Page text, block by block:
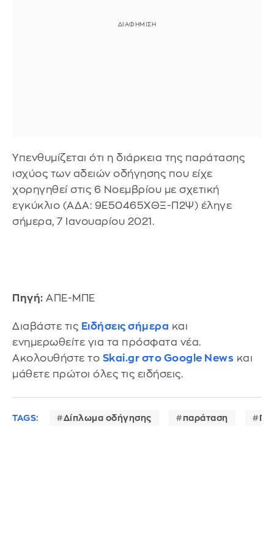
Υπενθυμίζεται ότι η διάρκεια της παράτασης
ισχύος των αδειών οδήγησης που είχε
χορηγηθεί στις 6 Νοεμβρίου με σχετική
εγκύκλιο (ΑΔΑ: 9Ε50465ΧΘΞ-Π2Ψ) έληγε
σήμερα, 7 Ιανουαρίου 2021.
Πηγή: ΑΠΕ-ΜΠΕ
Διαβάστε τις Ειδήσεις σήμερα και
ενημερωθείτε για τα πρόσφατα νέα.
Ακολουθήστε το Skai.gr στο Google News και
μάθετε πρώτοι όλες τις ειδήσεις.
TAGS: Δίπλωμα οδήγησης παράταση